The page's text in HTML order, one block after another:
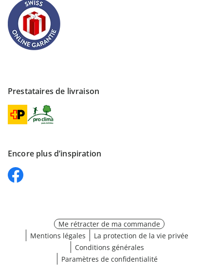
Prestataires de livraison
Encore plus d’inspiration
Me rétracter de ma commande
Mentions légales
La protection de la vie privée
Conditions générales
Paramètres de confidentialité